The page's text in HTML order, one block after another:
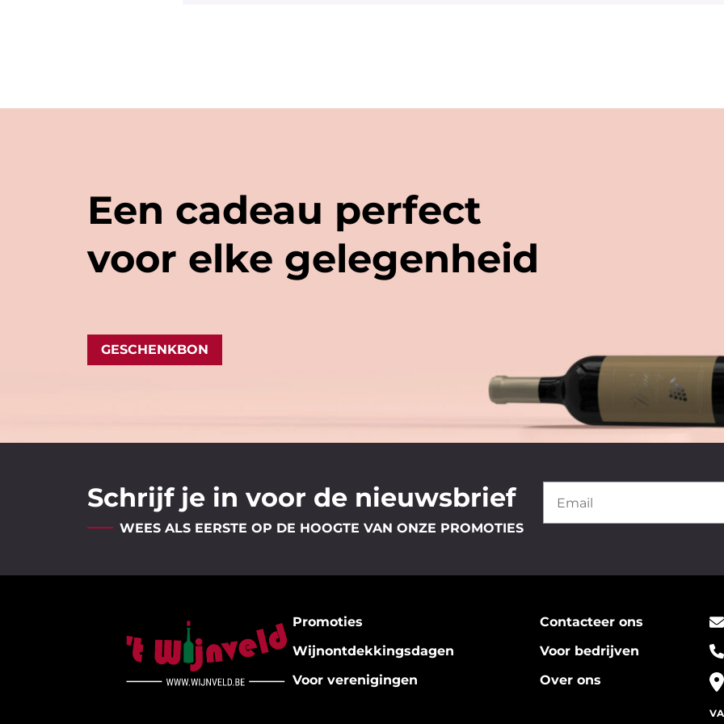
Een cadeau perfect
voor elke gelegenheid
GESCHENKBON
Schrijf je in voor de nieuwsbrief
WEES ALS EERSTE OP DE HOOGTE VAN ONZE PROMOTIES
Promoties
Contacteer ons
Wijnontdekkingsdagen
Voor bedrijven
Voor verenigingen
Over ons